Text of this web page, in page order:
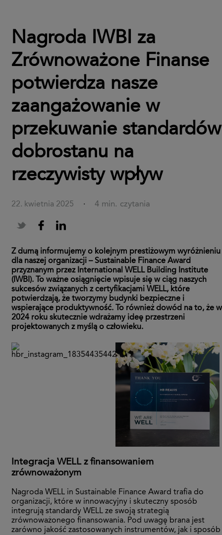
Nagroda IWBI za
Zrównoważone Finanse
potwierdza nasze
zaangażowanie w
przekuwanie standardów
dobrostanu na
rzeczywisty wpływ
22. kwietnia 2025 · 4 min. czytania
Z dumą informujemy o kolejnym prestiżowym wyróżnieniu
dla naszej organizacji – Sustainable Finance Award
przyznanym przez International WELL Building Institute
(IWBI). To ważne osiągnięcie wpisuje się w ciąg naszych
sukcesów związanych z certyfikacjami WELL, które
potwierdzają, że tworzymy budynki bezpieczne i
wspierające produktywność. To również dowód na to, że w
2024 roku skutecznie wdrażamy ideę przestrzeni
projektowanych z myślą o człowieku.
Integracja WELL z finansowaniem
zrównoważonym
Nagroda WELL in Sustainable Finance Award trafia do
organizacji, które w innowacyjny i skuteczny sposób
integrują standardy WELL ze swoją strategią
zrównoważonego finansowania. Pod uwagę brana jest
zarówno jakość zastosowanych instrumentów, jak i sposób